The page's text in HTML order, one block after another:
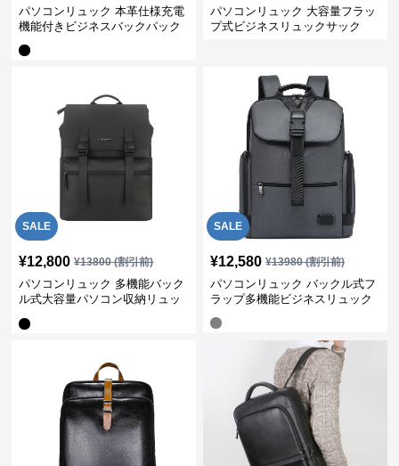
パソコンリュック 本革仕様充電
機能付きビジネスバックパック
パソコンリュック 大容量フラッ
プ式ビジネスリュックサック
SALE
¥12,800 ¥13800(割引前)
パソコンリュック 多機能バック
ル式大容量パソコン収納リュッ
SALE
¥12,580 ¥13980(割引前)
パソコンリュック バックル式フ
ラップ多機能ビジネスリュック